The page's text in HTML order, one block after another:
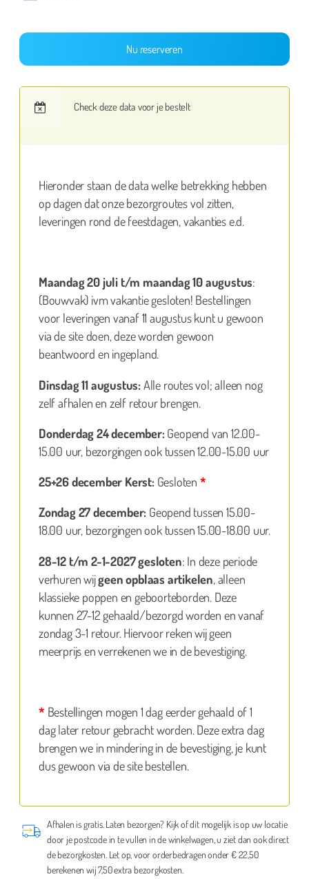
Nu reserveren
Check deze data voor je bestelt
Hieronder staan de data welke betrekking hebben
op dagen dat onze bezorgroutes vol zitten,
leveringen rond de feestdagen, vakanties e.d.
Maandag 20 juli t/m maandag 10 augustus:
(Bouwvak) ivm vakantie gesloten! Bestellingen
voor leveringen vanaf 11 augustus kunt u gewoon
via de site doen, deze worden gewoon
beantwoord en ingepland.
Dinsdag 11 augustus:Alle routes vol; alleen nog
zelf afhalen en zelf retour brengen.
Donderdag 24 december:Geopend van 12.00-
15.00 uur, bezorgingen ook tussen 12.00-15.00 uur
25+26 december Kerst:Gesloten *
Zondag 27 december: Geopend tussen 15.00-
18.00 uur, bezorgingen ook tussen 15.00-18.00 uur.
28-12 t/m 2-1-2027 gesloten: In deze periode
verhuren wijgeen opblaas artikelen, alleen
klassieke poppen en geboorteborden. Deze
kunnen 27-12 gehaald/bezorgd worden en vanaf
zondag 3-1 retour. Hiervoor reken wij geen
meerprijs en verrekenen we in de bevestiging.
* Bestellingen mogen 1 dag eerder gehaald of 1
dag later retour gebracht worden. Deze extra dag
brengen we in mindering in de bevestiging, je kunt
dus gewoon via de site bestellen.
Afhalen is gratis. Laten bezorgen? Kijk of dit mogelijk is op uw locatie
door je postcode in te vullen in de winkelwagen, u ziet dan ook direct
de bezorgkosten. Let op, voor orderbedragen onder € 22,50
berekenen wij 7,50 extra bezorgkosten.